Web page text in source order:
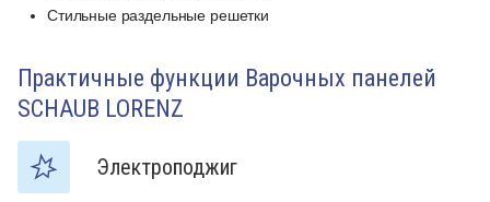
Стильные раздельные решетки
Практичные функции Варочных панелей
SCHAUB LORENZ
Электроподжиг